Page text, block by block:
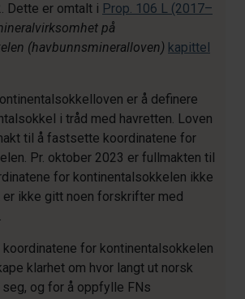
Dette er omtalt i Prop. 106 L (2017–
på
(havbunnsmineralloven) kapittel
er å definere
i tråd med havretten. Loven
til å fastsette koordinatene for
Pr. oktober 2023 er fullmakten til
for kontinentalsokkelen ikke
ikke gitt noen forskrifter med
for kontinentalsokkelen
klarhet om hvor langt ut norsk
og for å oppfylle FNs